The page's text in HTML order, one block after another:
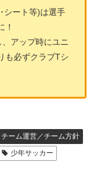
シート等)は選手
！
アップ時にユニ
も必ずクラブTシ
チーム運営／チーム方針
少年サッカー